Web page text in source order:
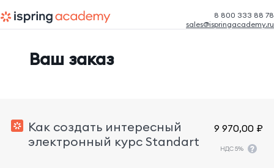
‎8 800 333 88 78
sales@ispringacademy.ru
Ваш заказ
Как создать интересный
электронный курс Standart
9 970,00 ₽
НДС 5%